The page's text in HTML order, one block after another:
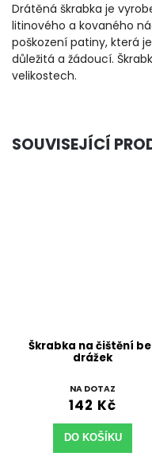
Drátěná škrabka je
litinového a kovaného
poškození patiny, která
důležitá a žádoucí.
velikostech.
SOUVISEJÍCÍ
Škrabka na čištění
drážek
NA DOTAZ
142 Kč
DO KOŠÍKU